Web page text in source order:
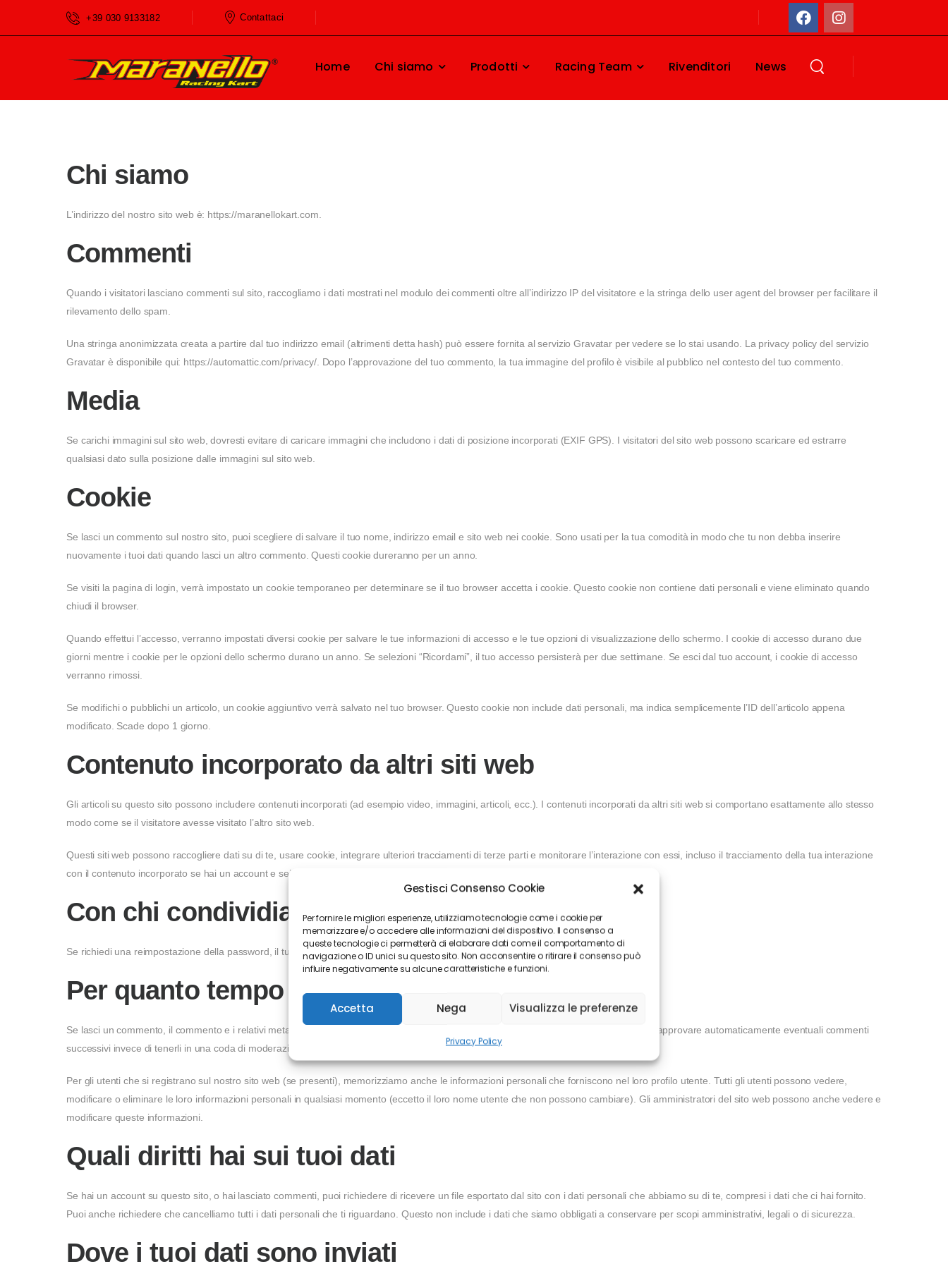
Gestisci Consenso Cookie
Per fornire le migliori esperienze, utilizziamo tecnologie come i cookie per
memorizzare e/o accedere alle informazioni del dispositivo. Il consenso a
queste tecnologie ci permetterà di elaborare dati come il comportamento di
navigazione o ID unici su questo sito. Non acconsentire o ritirare il consenso può
influire negativamente su alcune caratteristiche e funzioni.
Accetta Nega Visualizza le preferenze
Privacy Policy
+39 030 9133182 Contattaci
Home Chi siamo Prodotti Racing Team Rivenditori News
Home Privacy Policy
Chi siamo
L’indirizzo del nostro sito web è: https://maranellokart.com.
Commenti
Quando i visitatori lasciano commenti sul sito, raccogliamo i dati mostrati nel modulo dei commenti oltre all’indirizzo IP del visitatore e la stringa dello user agent del browser per facilitare il
rilevamento dello spam.
Una stringa anonimizzata creata a partire dal tuo indirizzo email (altrimenti detta hash) può essere fornita al servizio Gravatar per vedere se lo stai usando. La privacy policy del servizio
Gravatar è disponibile qui: https://automattic.com/privacy/. Dopo l’approvazione del tuo commento, la tua immagine del profilo è visibile al pubblico nel contesto del tuo commento.
Media
Se carichi immagini sul sito web, dovresti evitare di caricare immagini che includono i dati di posizione incorporati (EXIF GPS). I visitatori del sito web possono scaricare ed estrarre
qualsiasi dato sulla posizione dalle immagini sul sito web.
Cookie
Se lasci un commento sul nostro sito, puoi scegliere di salvare il tuo nome, indirizzo email e sito web nei cookie. Sono usati per la tua comodità in modo che tu non debba inserire
nuovamente i tuoi dati quando lasci un altro commento. Questi cookie dureranno per un anno.
Se visiti la pagina di login, verrà impostato un cookie temporaneo per determinare se il tuo browser accetta i cookie. Questo cookie non contiene dati personali e viene eliminato quando
chiudi il browser.
Quando effettui l’accesso, verranno impostati diversi cookie per salvare le tue informazioni di accesso e le tue opzioni di visualizzazione dello schermo. I cookie di accesso durano due
giorni mentre i cookie per le opzioni dello schermo durano un anno. Se selezioni “Ricordami”, il tuo accesso persisterà per due settimane. Se esci dal tuo account, i cookie di accesso
verranno rimossi.
Se modifichi o pubblichi un articolo, un cookie aggiuntivo verrà salvato nel tuo browser. Questo cookie non include dati personali, ma indica semplicemente l’ID dell’articolo appena
modificato. Scade dopo 1 giorno.
Contenuto incorporato da altri siti web
Gli articoli su questo sito possono includere contenuti incorporati (ad esempio video, immagini, articoli, ecc.). I contenuti incorporati da altri siti web si comportano esattamente allo stesso
modo come se il visitatore avesse visitato l’altro sito web.
Questi siti web possono raccogliere dati su di te, usare cookie, integrare ulteriori tracciamenti di terze parti e monitorare l’interazione con essi, incluso il tracciamento della tua interazione
con il contenuto incorporato se hai un account e sei connesso a quei siti web.
Con chi condividiamo i tuoi dati
Se richiedi una reimpostazione della password, il tuo indirizzo IP verrà incluso nell’email di reimpostazione.
Per quanto tempo conserviamo i tuoi dati
Se lasci un commento, il commento e i relativi metadati vengono conservati a tempo indeterminato. È così che possiamo riconoscere e approvare automaticamente eventuali commenti
successivi invece di tenerli in una coda di moderazione.
Per gli utenti che si registrano sul nostro sito web (se presenti), memorizziamo anche le informazioni personali che forniscono nel loro profilo utente. Tutti gli utenti possono vedere,
modificare o eliminare le loro informazioni personali in qualsiasi momento (eccetto il loro nome utente che non possono cambiare). Gli amministratori del sito web possono anche vedere e
modificare queste informazioni.
Quali diritti hai sui tuoi dati
Se hai un account su questo sito, o hai lasciato commenti, puoi richiedere di ricevere un file esportato dal sito con i dati personali che abbiamo su di te, compresi i dati che ci hai fornito.
Puoi anche richiedere che cancelliamo tutti i dati personali che ti riguardano. Questo non include i dati che siamo obbligati a conservare per scopi amministrativi, legali o di sicurezza.
Dove i tuoi dati sono inviati